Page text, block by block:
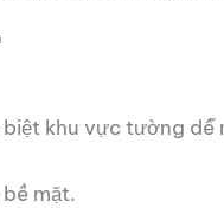
biệt khu vực tường
mặt.